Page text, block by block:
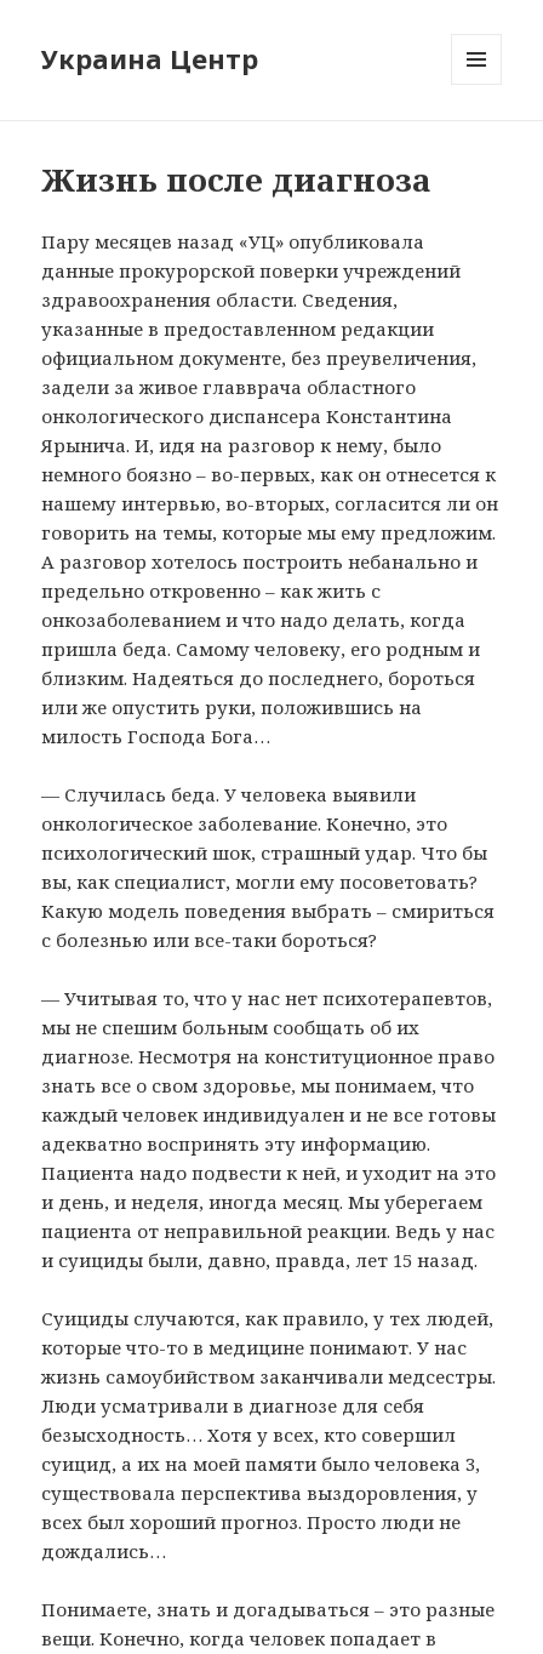
Украина Центр
Жизнь после диагноза
Пару месяцев назад «УЦ» опубликовала
данные прокурорской поверки учреждений
здравоохранения области. Сведения,
указанные в предоставленном редакции
официальном документе, без преувеличения,
задели за живое главврача областного
онкологического диспансера Константина
Ярынича. И, идя на разговор к нему, было
немного боязно – во-первых, как он отнесется к
нашему интервью, во-вторых, согласится ли он
говорить на темы, которые мы ему предложим.
А разговор хотелось построить небанально и
предельно откровенно – как жить с
онкозаболеванием и что надо делать, когда
пришла беда. Самому человеку, его родным и
близким. Надеяться до последнего, бороться
или же опустить руки, положившись на
милость Господа Бога…
— Случилась беда. У человека выявили
онкологическое заболевание. Конечно, это
психологический шок, страшный удар. Что бы
вы, как специалист, могли ему посоветовать?
Какую модель поведения выбрать – смириться
с болезнью или все-таки бороться?
— Учитывая то, что у нас нет психотерапевтов,
мы не спешим больным сообщать об их
диагнозе. Несмотря на конституционное право
знать все о свом здоровье, мы понимаем, что
каждый человек индивидуален и не все готовы
адекватно воспринять эту информацию.
Пациента надо подвести к ней, и уходит на это
и день, и неделя, иногда месяц. Мы уберегаем
пациента от неправильной реакции. Ведь у нас
и суициды были, давно, правда, лет 15 назад.
Суициды случаются, как правило, у тех людей,
которые что-то в медицине понимают. У нас
жизнь самоубийством заканчивали медсестры.
Люди усматривали в диагнозе для себя
безысходность… Хотя у всех, кто совершил
суицид, а их на моей памяти было человека 3,
существовала перспектива выздоровления, у
всех был хороший прогноз. Просто люди не
дождались…
Понимаете, знать и догадываться – это разные
вещи. Конечно, когда человек попадает в